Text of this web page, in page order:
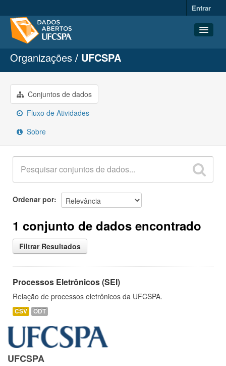
Entrar
Conjuntos de dados
Organizações
Grupos
Sobre
Organizações UFCSPA
Conjuntos de dados
Fluxo de Atividades
Sobre
Ordenar por
1 conjunto de dados encontrado
Filtrar Resultados
Processos Eletrônicos (SEI)
Relação de processos eletrônicos da UFCSPA.
CSV ODT
UFCSPA